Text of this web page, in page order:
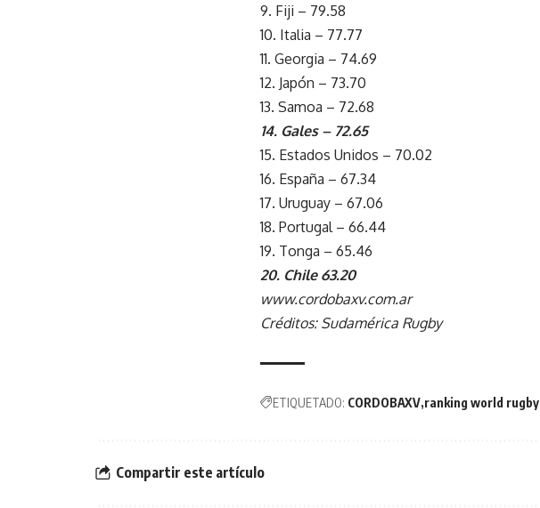
9. Fiji – 79.58
10. Italia – 77.77
11. Georgia – 74.69
12. Japón – 73.70
13. Samoa – 72.68
14. Gales – 72.65
15. Estados Unidos – 70.02
16. España – 67.34
17. Uruguay – 67.06
18. Portugal – 66.44
19. Tonga – 65.46
20. Chile 63.20
www.cordobaxv.com.ar
Créditos: Sudamérica Rugby
ETIQUETADO: CORDOBAXV ranking world rugby
Compartir este artículo